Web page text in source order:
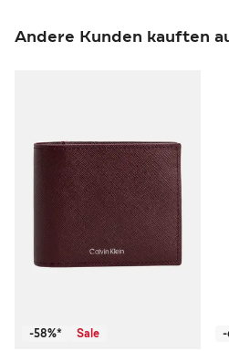
Andere Kunden kauften
-58%* Sale -